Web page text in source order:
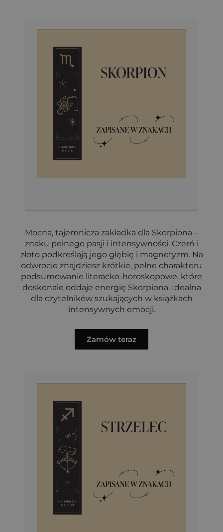
Mocna, tajemnicza zakładka dla Skorpiona –
znaku pełnego pasji i intensywności. Czerń i
złoto podkreślają jego głębię i magnetyzm. Na
odwrocie znajdziesz krótkie, pełne charakteru
podsumowanie literacko-horoskopowe, które
doskonale oddaje energię Skorpiona. Idealna
dla czytelników szukających w książkach
intensywnych emocji.
Zamów teraz